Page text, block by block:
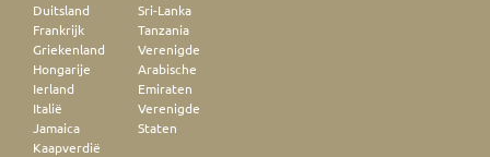
Duitsland
Frankrijk
Griekenland
Hongarije
Ierland
Italië
Jamaica
Kaapverdië
Sri-Lanka
Tanzania
Verenigde
Arabische
Emiraten
Verenigde
Staten